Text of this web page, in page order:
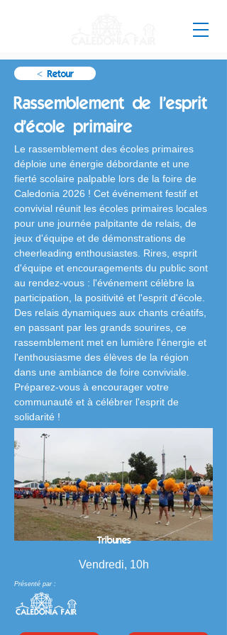
< Retour
Rassemblement de l'esprit
d'école primaire
Le rassemblement des écoles primaires
déploie une énergie débordante et une
fierté scolaire palpable lors de la foire de
Caledonia 2026 ! Cet événement festif et
convivial réunit les écoles primaires locales
pour une journée palpitante de relais, de
jeux d'équipe et de démonstrations de
cheerleading enthousiastes. Rires, esprit
d'équipe et encouragements du public sont
au rendez-vous : l'événement célèbre la
participation, la positivité et l'esprit d'école.
Des relais dynamiques aux chants créatifs,
en passant par les grands sourires, ce
rassemblement met en lumière l'énergie et
l'enthousiasme des élèves de la région
dans une ambiance de foire conviviale.
Préparez-vous à encourager votre
communauté et à célébrer l'esprit de
solidarité !
Tribunes
Vendredi, 10h
Présenté par :